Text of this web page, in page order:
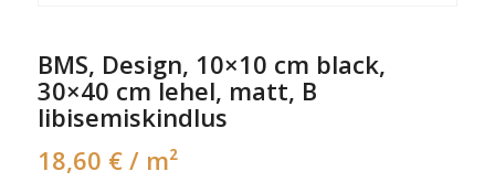
BMS, Design, 10×10 cm black,
30×40 cm lehel, matt, B
libisemiskindlus
18,60 € / m²